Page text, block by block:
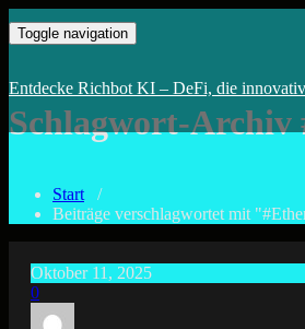
Inhalt
KI-Trading mit
kopiere erfolgreiche Wallets von den DeFi
Toggle navigation
Entdecke Richbot KI – DeFi, die
Schlagwort-Archiv
Start /
Beiträge verschlagwortet mit
Oktober 11, 2025
0